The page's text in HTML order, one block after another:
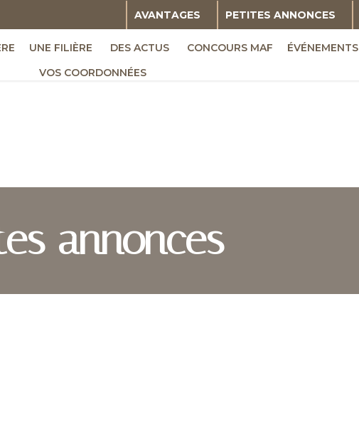
AVANTAGES PETITES ANNONCES
UNE FILIÈRE DES ACTUS CONCOURS MAF ÉVÉNEMENTS
VOS COORDONNÉES
annonces